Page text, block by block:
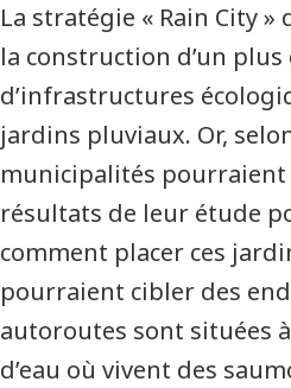
La stratégie « Rain City
la construction d’un
d’infrastructures
jardins pluviaux. Or,
municipalités pourraient
résultats de leur étude
comment placer ces
pourraient cibler des
autoroutes sont situées
d’eau où vivent des